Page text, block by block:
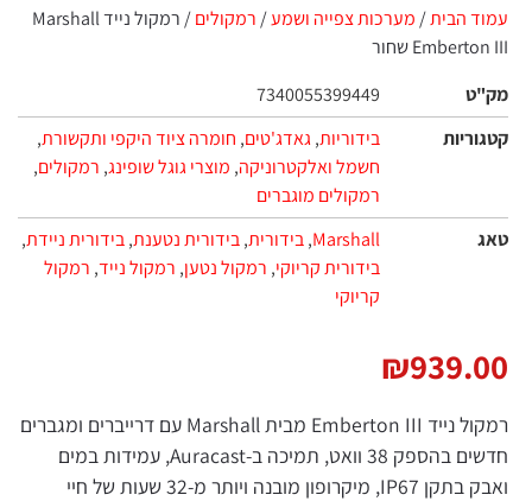
עמוד הבית/ מערכות צפייה ושמע/ רמקולים
/ רמקול נייד Marshall
Emberton III שחור
מק"ט
7340055399449
קטגוריות
בידוריות,גאדג'טים, חומרה ציוד היקפי ותקשורת,
חשמל ואלקטרוניקה, מוצרי גוגל שופינג, רמקולים,
רמקולים מוגברים
טאג
Marshall
,בידורית,בידורית נטענת,בידורית ניידת,
בידורית קריוקי, רמקול נטען, רמקול נייד, רמקול
קריוקי
₪939.00
רמקול נייד Emberton III מבית Marshall עם דרייברים ומגברים
חדשים בהספק 38 וואט, תמיכה ב-Auracast, עמידות במים
ואבק בתקן IP67, מיקרופון מובנה ויותר מ-32 שעות של חיי